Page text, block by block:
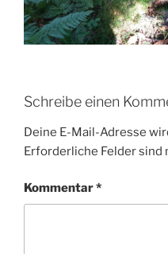
Schreibe einen
Deine E-Mail-Adresse
Erforderliche Felder sind
Kommentar*